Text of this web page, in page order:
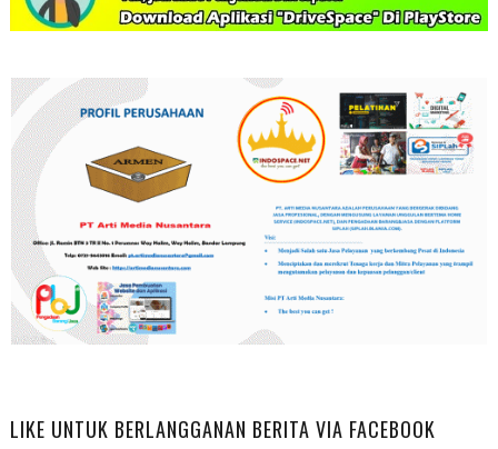
LIKE UNTUK BERLANGGANAN BERITA VIA FACEBOOK